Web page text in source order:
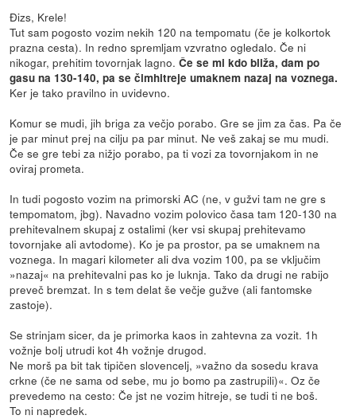
Đizs, Krele!
Tut sam pogosto vozim nekih 120 na tempomatu (če je kolkortok
prazna cesta). In redno spremljam vzvratno ogledalo. Če ni
nikogar, prehitim tovornjak lagno.Če se mi kdo bliža, dam po
gasu na 130-140, pa se čimhitreje umaknem nazaj na voznega.
Ker je tako pravilno in uvidevno.
Komur se mudi, jih briga za večjo porabo. Gre se jim za čas. Pa če
je par minut prej na cilju pa par minut. Ne veš zakaj se mu mudi.
Če se gre tebi za nižjo porabo, pa ti vozi za tovornjakom in ne
oviraj prometa.
In tudi pogosto vozim na primorski AC (ne, v gužvi tam ne gre s
tempomatom, jbg). Navadno vozim polovico časa tam 120-130 na
prehitevalnem skupaj z ostalimi (ker vsi skupaj prehitevamo
tovornjake ali avtodome). Ko je pa prostor, pa se umaknem na
voznega. In magari kilometer ali dva vozim 100, pa se vključim
»nazaj« na prehitevalni pas ko je luknja. Tako da drugi ne rabijo
preveč bremzat. In s tem delat še večje gužve (ali fantomske
zastoje).
Se strinjam sicer, da je primorka kaos in zahtevna za vozit. 1h
vožnje bolj utrudi kot 4h vožnje drugod.
Ne morš pa bit tak tipičen slovencelj, »važno da sosedu krava
crkne (če ne sama od sebe, mu jo bomo pa zastrupili)«. Oz če
prevedemo na cesto: Če jst ne vozim hitreje, se tudi ti ne boš.
To ni napredek.